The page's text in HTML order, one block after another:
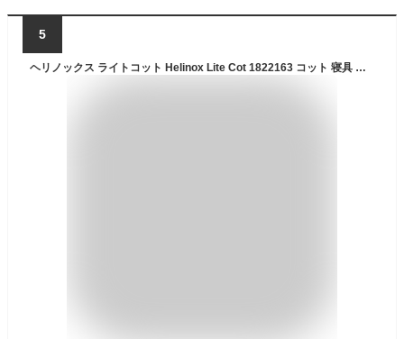
5
ヘリノックス ライトコット Helinox Lite Cot 1822163 コット 寝具 簡易ベッド コンパクト 収納 軽量 キャンプ アウトドアリビング フェス 【正規品】